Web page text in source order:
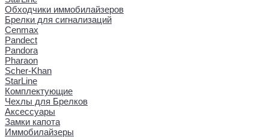
Обходчики иммобилайзеров
Брелки для сигнализаций
Cenmax
Pandect
Pandora
Pharaon
Scher-Khan
StarLine
Комплектующие
Чехлы для Брелков
Аксессуары
Замки капота
Иммобилайзеры